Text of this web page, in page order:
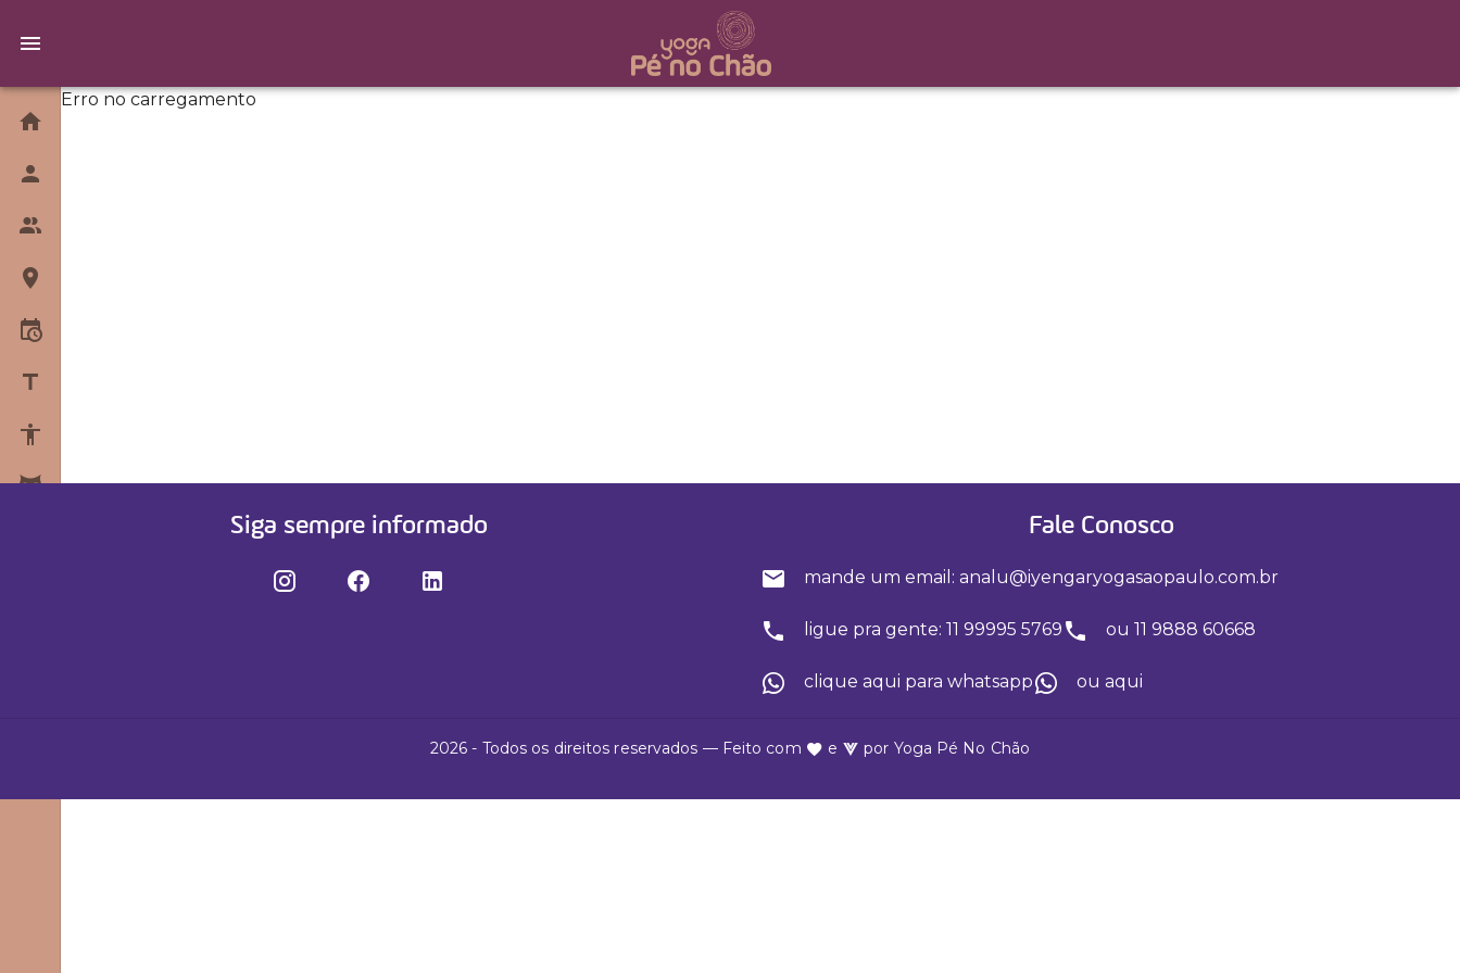
Home
Quem Somos
Equipe
Unidades
Horários
Blog
Sobre Yoga
Erro no carregamento
Siga sempre informado Fale Conosco
mande um email: analu@iyengaryogasaopaulo.com.br
ligue pra gente: 11 99995 5769 ou 11 9888 60668
clique aqui para whatsapp ou aqui
2026 - Todos os direitos reservados — Feito com e por Yoga Pé No Chão